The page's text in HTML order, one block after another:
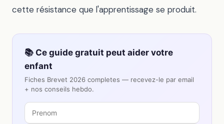
cette résistance que l'apprentissage se produit.
📚 Ce guide gratuit peut aider votre
enfant
Fiches Brevet 2026 completes — recevez-le par email
+ nos conseils hebdo.